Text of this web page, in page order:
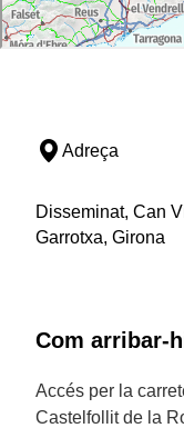
Adreça
Disseminat, Can
Garrotxa, Girona
Com arribar-
Accés per la
Castelfollit de la